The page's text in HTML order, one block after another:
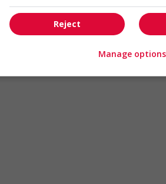
Marketing / Communication
Tourisme / Hôtellerie
Reject
Manage options